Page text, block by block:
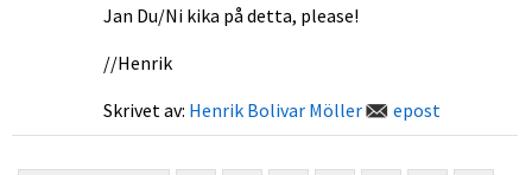
Jan Du/Ni kika på detta, please!
//Henrik
Skrivet av: Henrik Bolivar Möller epost